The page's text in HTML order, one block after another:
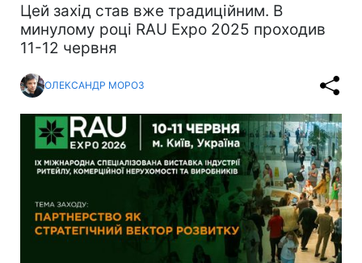
Цей захід став вже традиційним. В
минулому році RAU Expo 2025 проходив
11-12 червня
ОЛЕКСАНДР МОРОЗ